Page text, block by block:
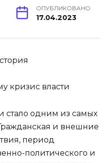
ОПУБЛИКОВАНО
17.04.2023
стало одним из самых
и внешние
период
политического и